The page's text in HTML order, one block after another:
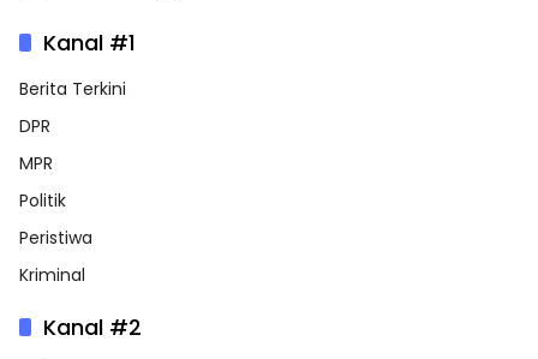
Kanal #1
Berita Terkini
DPR
MPR
Politik
Peristiwa
Kriminal
Kanal #2